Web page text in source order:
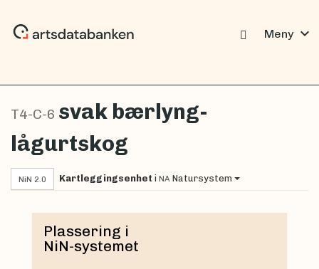
Meny expand_more
T4-C-6 svak bærlyng-
lågurtskog
NiN 2.0 Kartleggingsenhet i NA Natursystem
Plassering i
NiN-systemet